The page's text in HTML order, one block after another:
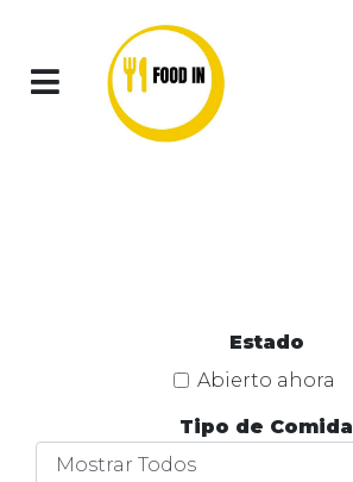
Estado
Abierto ahora
Tipo de Comida